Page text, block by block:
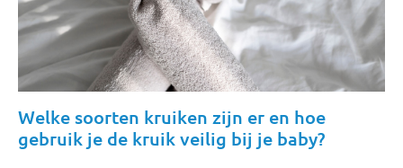
Welke soorten kruiken zijn er en hoe
gebruik je de kruik veilig bij je baby?